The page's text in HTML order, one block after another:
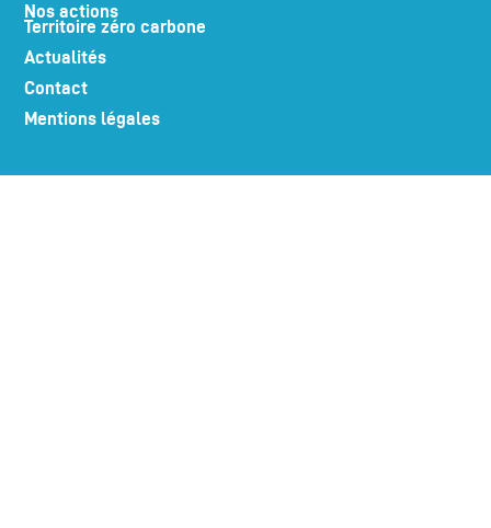
Nos actions
Territoire zéro carbone
Actualités
Contact
Mentions légales